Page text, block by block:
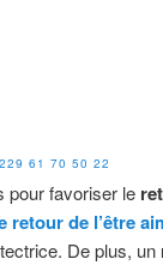
61 70 50 22
pour favoriser le
retour de l’être
De plus, un